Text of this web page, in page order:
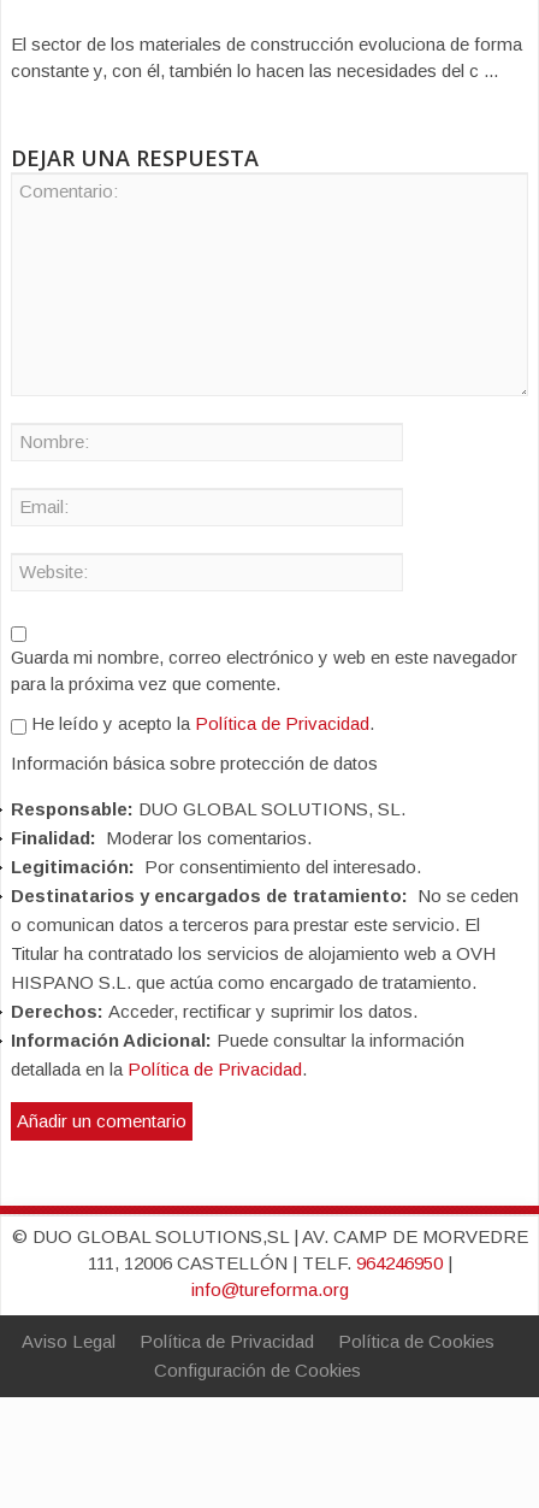
El sector de los materiales de construcción evoluciona de forma
constante y, con él, también lo hacen las necesidades del c ...
DEJAR UNA RESPUESTA
Guarda mi nombre, correo electrónico y web en este navegador
para la próxima vez que comente.
He leído y acepto la Política de Privacidad.
Información básica sobre protección de datos
Responsable: DUO GLOBAL SOLUTIONS, SL.
Finalidad: Moderar los comentarios.
Legitimación: Por consentimiento del interesado.
Destinatarios y encargados de tratamiento: No se ceden
o comunican datos a terceros para prestar este servicio. El
Titular ha contratado los servicios de alojamiento web a OVH
HISPANO S.L. que actúa como encargado de tratamiento.
Derechos: Acceder, rectificar y suprimir los datos.
Información Adicional: Puede consultar la información
detallada en la Política de Privacidad.
© DUO GLOBAL SOLUTIONS,SL | AV. CAMP DE MORVEDRE
111, 12006 CASTELLÓN | TELF. 964246950|
info@tureforma.org
Aviso Legal Política de Privacidad
Política de Cookies
Configuración de Cookies